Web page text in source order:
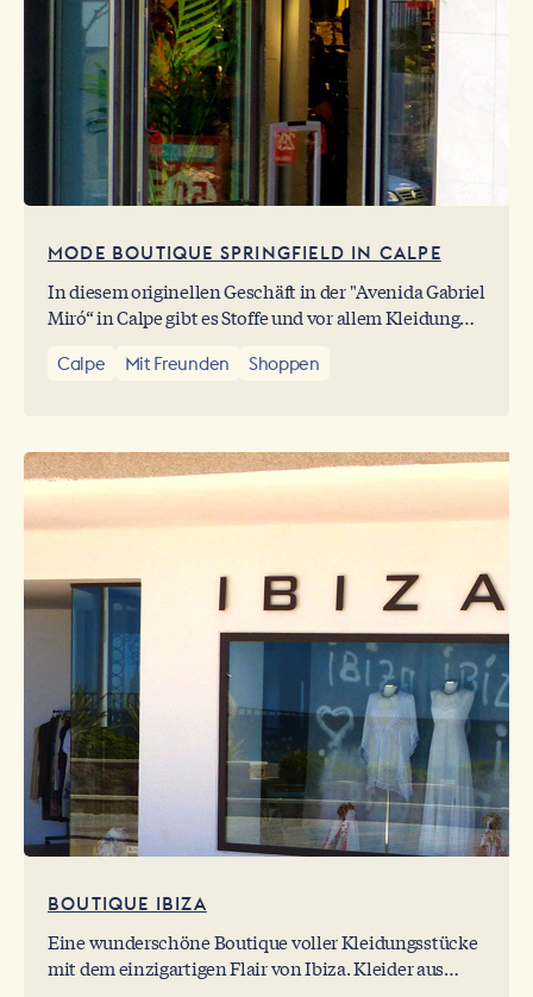
MODE BOUTIQUE SPRINGFIELD IN CALPE
In diesem originellen Geschäft in der "Avenida Gabriel
Miró“ in Calpe gibt es Stoffe und vor allem Kleidung
sodass jeder Modefan das findet, was ihm und seinem
Calpe Mit Freunden Shoppen
BOUTIQUE IBIZA
Eine wunderschöne Boutique voller Kleidungsstücke
mit dem einzigartigen Flair von Ibiza. Kleider aus